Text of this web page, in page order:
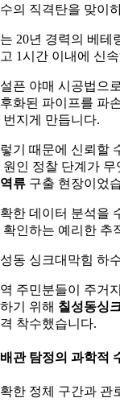
의 직격탄을 맞이
20년 경력의 베테
1시간 이내에 신
픈 야매 시공법으
화된 파이프를 파
번지게 만듭니다.
기 때문에 신뢰할
원인 정찰 단계가
류구출 현장이었
한 데이터 분석을
확인하는 예리한 추
동 싱크대막힘 하
주민분들이 주거
기 위해 칠성동싱
착수했습니다.
관 탐정의 과학적
한 정체 구간과 관